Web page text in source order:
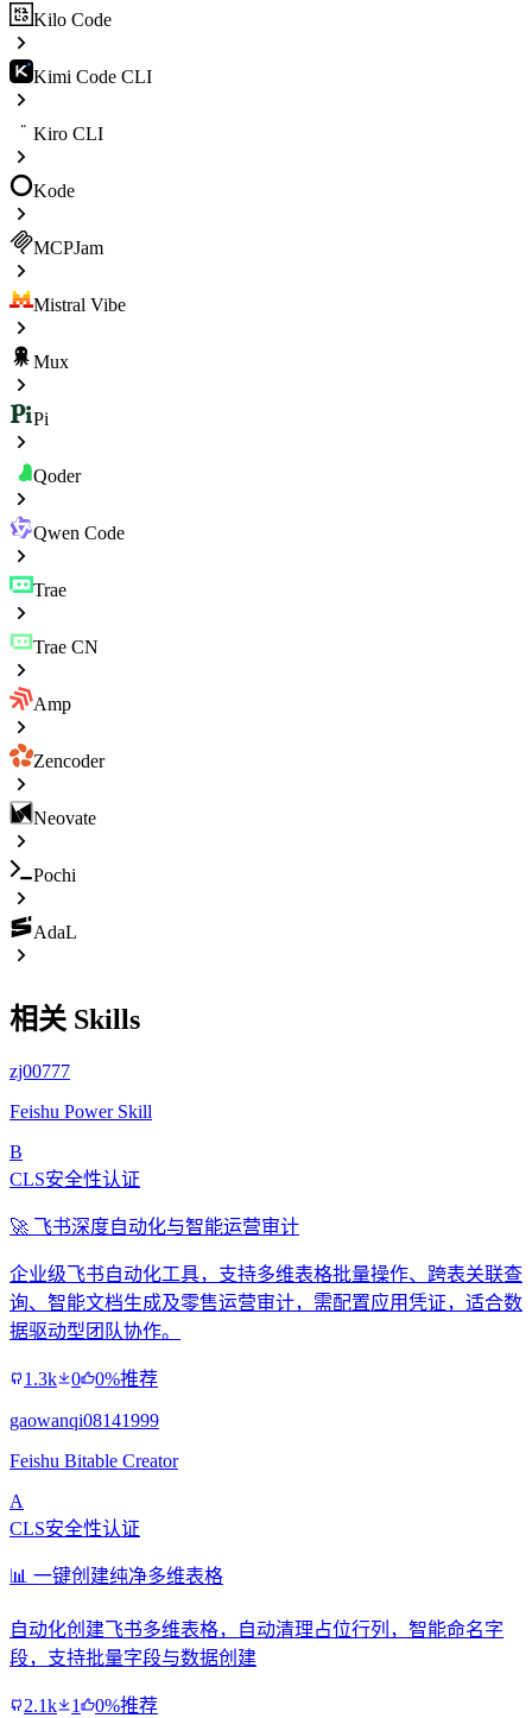
Kilo Code
Kimi Code CLI
Kiro CLI
Kode
MCPJam
Mistral Vibe
Mux
Pi
Qoder
Qwen Code
Trae
Trae CN
Amp
Zencoder
Neovate
Pochi
AdaL
相关 Skills
zj00777
Feishu Power Skill
B
CLS安全性认证
🚀 飞书深度自动化与智能运营审计
企业级飞书自动化工具，支持多维表格批量操作、跨表关联查
询、智能文档生成及零售运营审计，需配置应用凭证，适合数
据驱动型团队协作。
1.3k 0 0%推荐
gaowanqi08141999
Feishu Bitable Creator
A
CLS安全性认证
📊 一键创建纯净多维表格
自动化创建飞书多维表格，自动清理占位行列，智能命名字
段，支持批量字段与数据创建
2.1k 1 0%推荐